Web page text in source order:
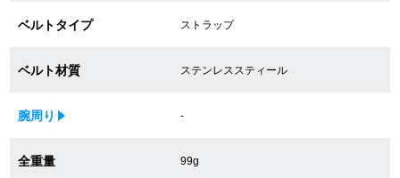
75%以上保証！中古商品高価買戻し
ベルトタイプ ストラップ
ベルト材質 ステンレススティール
腕周り -
全重量 99g